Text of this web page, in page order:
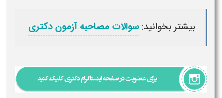
بیشتر بخوانید:سوالات مصاحبه آزمون دکتری